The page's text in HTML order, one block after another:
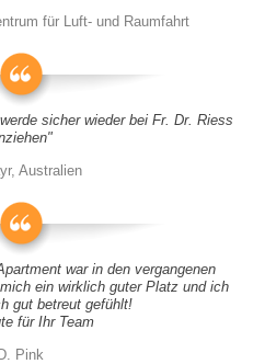
für Luft- und Raumfahrt
sicher wieder bei Fr. Dr. Riess
Australien
war in den vergangenen
ein wirklich guter Platz und ich
gut betreut gefühlt!
für Ihr Team
D. Pink